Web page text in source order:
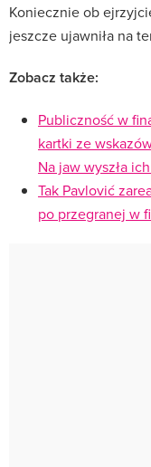
Koniecznie ob
jeszcze ujawniła na
Zobacz także:
Publiczność w
kartki ze
Na jaw wyszła
Tak Pavlović
po przegranej w